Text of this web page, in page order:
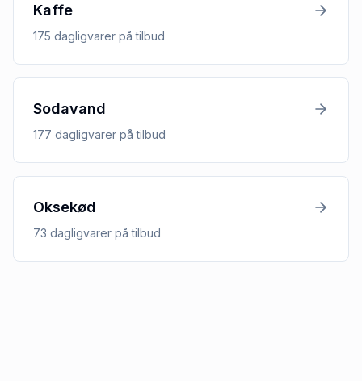
Kaffe
175 dagligvarer på tilbud
Sodavand
177 dagligvarer på tilbud
Oksekød
73 dagligvarer på tilbud